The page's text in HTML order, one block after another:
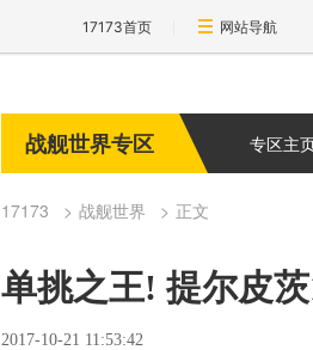
17173首页 网站导航
战舰世界专区 专区主
17173 战舰世界 正文
单挑之王! 提尔皮
2017-10-21 11:53:42